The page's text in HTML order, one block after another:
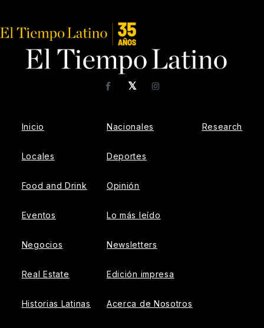
𝕏
FacebookInstagram
Inicio
Locales
Food and Drink
Eventos
Negocios
Real Estate
Historias Latinas
Nacionales
Deportes
Opinión
Lo más leído
Newsletters
Edición impresa
Acerca de Nosotros
Research